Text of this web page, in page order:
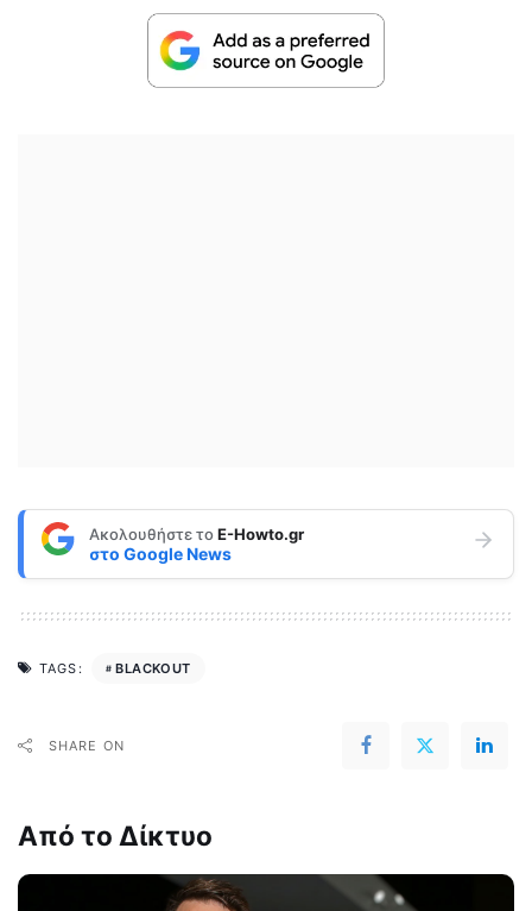
Ακολουθήστε τοE-Howto.gr
στο Google News
TAGS: BLACKOUT
SHARE ON
Από το Δίκτυο